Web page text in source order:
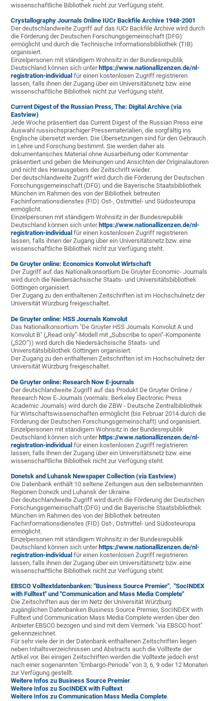
wissenschaftliche Bibliothek nicht zur Verfügung steht.
Crystallography Journals Online IUCr Backfile Archive 1948-2001
Der deutschlandweite Zugriff auf das IUCr Backfile Archive wird durch
die Förderung der Deutschen Forschungsgemeinschaft (DFG)
ermöglicht und durch die Technische Informationsbibliothek (TIB)
organisiert.
Einzelpersonen mit ständigem Wohnsitz in der Bundesrepublik
Deutschland können sich unter https://www.nationallizenzen.de/nl-
registration-individual für einen kostenlosen Zugriff registrieren
lassen, falls ihnen der Zugang über ein Universitätsnetz bzw. eine
wissenschaftliche Bibliothek nicht zur Verfügung steht.
Current Digest of the Russian Press, The: Digital Archive (via
Eastview)
Jede Woche präsentiert das Current Digest of the Russian Press eine
Auswahl russischsprachiger Pressematerialien, die sorgfältig ins
Englische übersetzt werden. Die Übersetzungen sind für den Gebrauch
in Lehre und Forschung bestimmt. Sie werden daher als
dokumentarisches Material ohne Ausarbeitung oder Kommentar
präsentiert und geben die Meinungen und Ansichten der Originalautoren
und nicht des Herausgebers der Zeitschrift wieder.
Der deutschlandweite Zugriff wird durch die Förderung der Deutschen
Forschungsgemeinschaft (DFG) und die Bayerische Staatsbibliothek
München im Rahmen des von der Bibliothek betreuten
Fachinformationsdienstes (FID) Ost-, Ostmittel- und Südosteuropa
ermöglicht.
Einzelpersonen mit ständigem Wohnsitz in der Bundesrepublik
Deutschland können sich unter https://www.nationallizenzen.de/nl-
registration-individual für einen kostenlosen Zugriff registrieren
lassen, falls ihnen der Zugang über ein Universitätsnetz bzw. eine
wissenschaftliche Bibliothek nicht zur Verfügung steht.
De Gruyter online: Economics Konvolut Wirtschaft
Der Zugriff auf das Nationalkonsortium De Gruyter Economic- Journals
wird durch die Niedersächsische Staats- und Universitätsbibliothek
Göttingen organisiert.
Der Zugang zu den enthaltenen Zeitschriften ist im Hochschulnetz der
Universität Würzburg freigeschaltet.
De Gruyter online:HSS Journals Konvolut
Das Nationalkonsortium "De Gruyter HSS Journals Konvolut A und
Konvolut B" („Read only“-Modell mit „Subscribe to open“-Komponente
(„S2O“)) wird durch die Niedersächsische Staats- und
Universitätsbibliothek Göttingen organisiert.
Der Zugang zu den enthaltenen Zeitschriften ist im Hochschulnetz der
Universität Würzburg freigeschaltet.
De Gruyter online: Research Now E-journals
Der deutschlandweite Zugriff auf das Produkt De Gruyter Online /
Research Now E-Journals (vormals: Berkeley Electronic Press
Academic Journals) wird durch die ZBW - Deutsche Zentralbibliothek
für Wirtschaftswissenschaften ermöglicht (bis Februar 2014 durch die
Förderung der Deutschen Forschungsgemeinschaft) und organisiert.
Einzelpersonen mit ständigem Wohnsitz in der Bundesrepublik
Deutschland können sich unter https://www.nationallizenzen.de/nl-
registration-individual für einen kostenlosen Zugriff registrieren
lassen, falls ihnen der Zugang über ein Universitätsnetz bzw. eine
wissenschaftliche Bibliothek nicht zur Verfügung steht.
Donetsk and Luhansk Newspaper Collection (via Eastview)
Die Datenbank enthält 10 seltene Zeitungen aus den selbsternannten
Regionen Donezk und Luhansk der Ukraine.
Der deutschlandweite Zugriff wird durch die Förderung der Deutschen
Forschungsgemeinschaft (DFG) und die Bayerische Staatsbibliothek
München im Rahmen des von der Bibliothek betreuten
Fachinformationsdienstes (FID) Ost-, Ostmittel- und Südosteuropa
ermöglicht.
Einzelpersonen mit ständigem Wohnsitz in der Bundesrepublik
Deutschland können sich unter https://www.nationallizenzen.de/nl-
registration-individual für einen kostenlosen Zugriff registrieren
lassen, falls ihnen der Zugang über ein Universitätsnetz bzw. eine
wissenschaftliche Bibliothek nicht zur Verfügung steht.
EBSCO Volltextdatenbanken: "Business Source Premier","SocINDEX
with Fulltext" und "Communication and Mass Media Complete"
Die Zeitschriften aus der im Netz der Universität Würzburg
zugänglichen Datenbanken Business Source Premier, SocINDEX with
Fulltext und Communication Mass Media Complete werden über den
Anbieter EBSCO bezogen und sind mit dem Vermerk "via EBSCO host"
gekennzeichnet.
Für sehr viele der in der Datenbank enthaltenen Zeitschriften liegen
neben Inhaltsverzeichnissen und Abstracts auch die Volltexte der
Artikel vor. Bei einigen Zeitschriften werden die Volltexte jedoch erst
nach einer sogenannten "Embargo-Periode" von 3, 6, 9 oder 12 Monaten
zur Verfügung gestellt.
Weitere Infos zu Business Source Premier.
Weitere Infos zu SocINDEX with Fulltext.
Weitere Infos zu Communication Mass Media Complete.